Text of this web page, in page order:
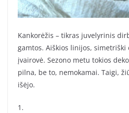
Kankorėžis – tikras juvelyrinis
gamtos. Aiškios linijos,
įvairovė. Sezono metu tokios
pilna, be to, nemokamai. Taigi,
išėjo.
1.